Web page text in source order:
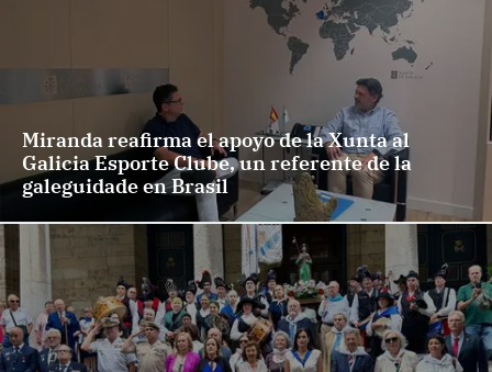
Miranda reafirma el apoyo de la Xunta al
Galicia Esporte Clube, un referente de la
galeguidade en Brasil